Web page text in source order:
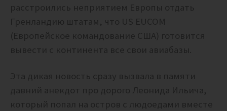
расстроились неприятием Европы отдать
Гренландию штатам, что US EUCOM
(Европейское командование США) готовится
вывести с континента все свои авиабазы.
Эта дикая новость сразу вызвала в памяти
давний анекдот про дорого Леонида Ильича,
который попал на остров с людоедами вместе